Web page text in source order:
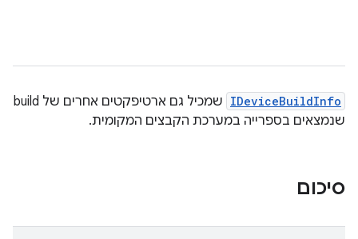
IDeviceBuildInfo
שמכיל גם ארטיפקטים אחרים של build
שנמצאים בספרייה במערכת הקבצים המקומית.
סיכום